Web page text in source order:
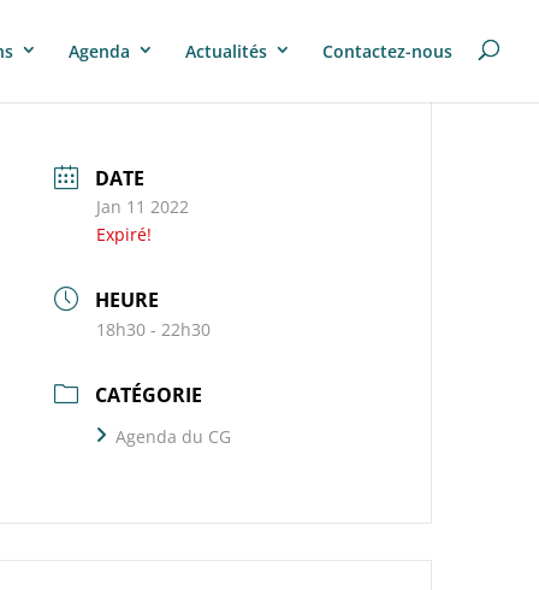
Agenda Actualités Contactez-nous
DATE
Jan 11 2022
Expiré!
HEURE
18h30 - 22h30
CATÉGORIE
Agenda du CG